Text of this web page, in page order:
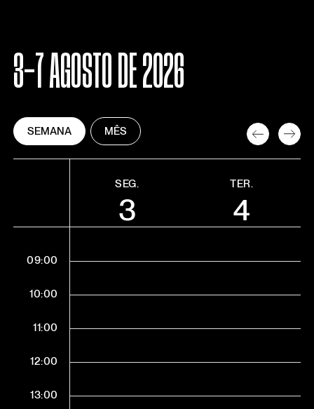
3-7 AGOSTO DE 2026
SEMANA MÊS
SEG.
3
TER.
4
09:00
10:00
11:00
12:00
13:00